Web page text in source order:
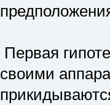
Первая
своими